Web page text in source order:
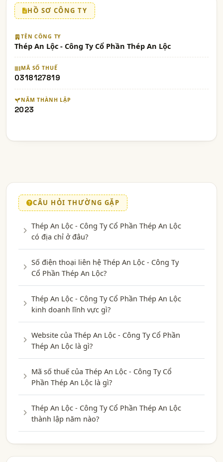
HỒ SƠ CÔNG TY
TÊN CÔNG TY
Thép An Lộc - Công Ty Cổ Phần Thép An Lộc
MÃ SỐ THUẾ
0318127819
NĂM THÀNH LẬP
2023
CÂU HỎI THƯỜNG GẶP
Thép An Lộc - Công Ty Cổ Phần Thép An Lộc
có địa chỉ ở đâu?
Số điện thoại liên hệ Thép An Lộc - Công Ty
Cổ Phần Thép An Lộc?
Thép An Lộc - Công Ty Cổ Phần Thép An Lộc
kinh doanh lĩnh vực gì?
Website của Thép An Lộc - Công Ty Cổ Phần
Thép An Lộc là gì?
Mã số thuế của Thép An Lộc - Công Ty Cổ
Phần Thép An Lộc là gì?
Thép An Lộc - Công Ty Cổ Phần Thép An Lộc
thành lập năm nào?